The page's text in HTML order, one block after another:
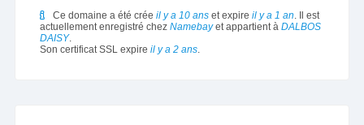
Ce domaine a été crée il y a 10 anset expire il y a 1 an. Il est
actuellement enregistré chez Namebayet appartient à DALBOS
DAISY.
Son certificat SSL expire il y a 2 ans.